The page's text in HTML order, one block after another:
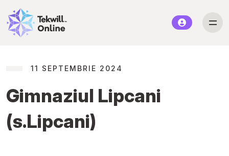
11 SEPTEMBRIE 2024
Gimnaziul Lipcani
(s.Lipcani)